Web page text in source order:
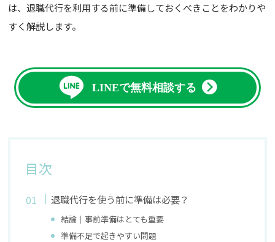
は、退職代行を利用する前に準備しておくべきことをわかりや
すく解説します。
LINEで無料相談する
目次
退職代行を使う前に準備は必要？
結論｜事前準備はとても重要
準備不足で起きやすい問題